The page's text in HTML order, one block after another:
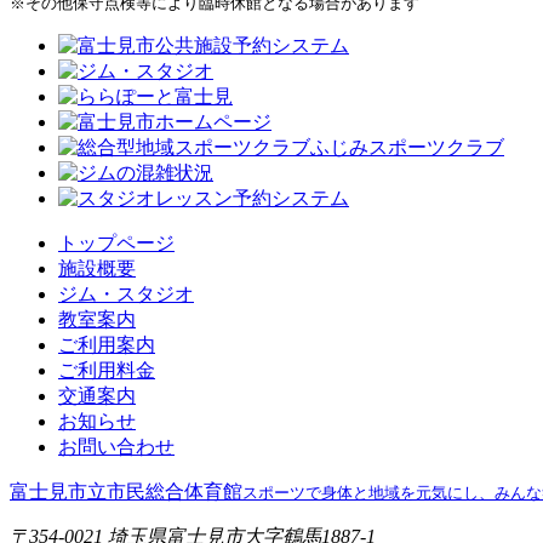
トップページ
施設概要
ジム・スタジオ
教室案内
ご利用案内
ご利用料金
交通案内
お知らせ
お問い合わせ
富士見市立市民総合体育館スポーツで身体と地域を元気にし、みん
〒354-0021 埼玉県富士見市大字鶴馬1887-1